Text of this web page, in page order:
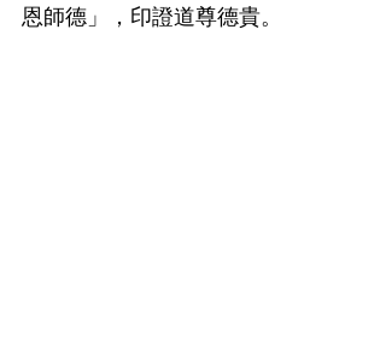
恩師德」，印證道尊德貴。